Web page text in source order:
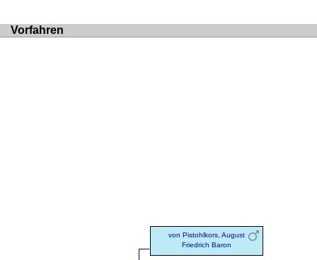
Vorfahren
von Pistohlkors, August
Friedrich Baron